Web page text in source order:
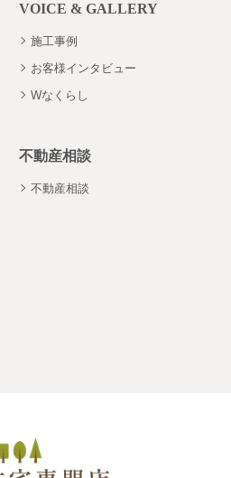
VOICE & GALLERY
施工事例
お客様インタビュー
Wなくらし
不動産相談
不動産相談